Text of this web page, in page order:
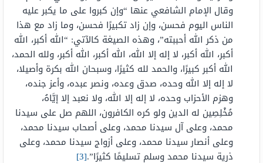
وقال الإمام الشافعي عنها “وإن كبروا على ما يكبر عليه
الناس اليوم فحسن، وإن زاد تكبيرًا فحسن، وما زاد مع هذا
من ذكر الله أحببته”، وهذه الصيغة كالآتي: “الله أكبر، الله
أكبر، الله أكبر، لا إله إلا الله، الله أكبر، الله أكبر، ولله الحمد،
الله أكبر كبيرًا، والحمد لله كثيرًا، وسبحان الله بكرة وأصيلا،
لا إله إلا الله وحده، صدق وعده، ونصر عبده، وأعز جنده،
وهزم الأحزاب وحده، لا إله إلا الله، ولا نعبد إلا إيَّاهُ،
مُخْلِصِين له الدين ولو كره الكافرون، اللهم صل على سيدنا
محمد، وعلى آل سيدنا محمد، وعلى أصحاب سيدنا محمد،
وعلى أنصار سيدنا محمد، وعلى أزواج سيدنا محمد، وعلى
ذرية سيدنا محمد وسلم تسليمًا كثيرًا”.[3]